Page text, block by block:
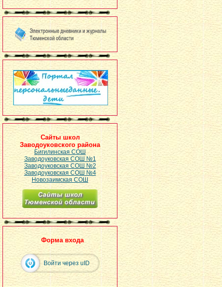
Сайты школ
Заводоуковского района
Бигилинская СОШ
Заводоуковская СОШ №1
Заводоуковская СОШ №2
Заводоуковская СОШ №4
Новозаимская СОШ
Форма входа
Войти через uID